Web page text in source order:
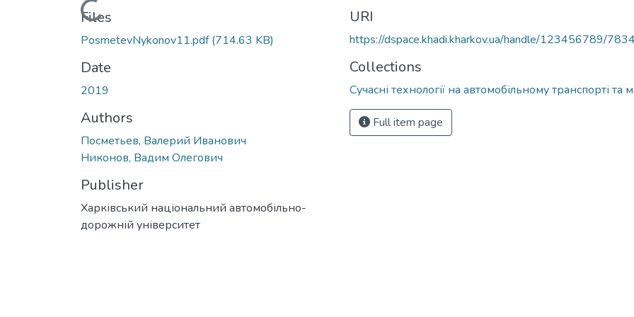
Loading...
Files
PosmetevNykonov11.pdf(714.63 KB)
Date
2019
Authors
Посметьев, Валерий Иванович
Никонов, Вадим Олегович
Publisher
Харківський національний автомобільно-
дорожній університет
URI
https://dspace.khadi.kharkov.ua/handle/123456789/7834
Collections
Сучасні технології на автомобільному транспорті
Full item page